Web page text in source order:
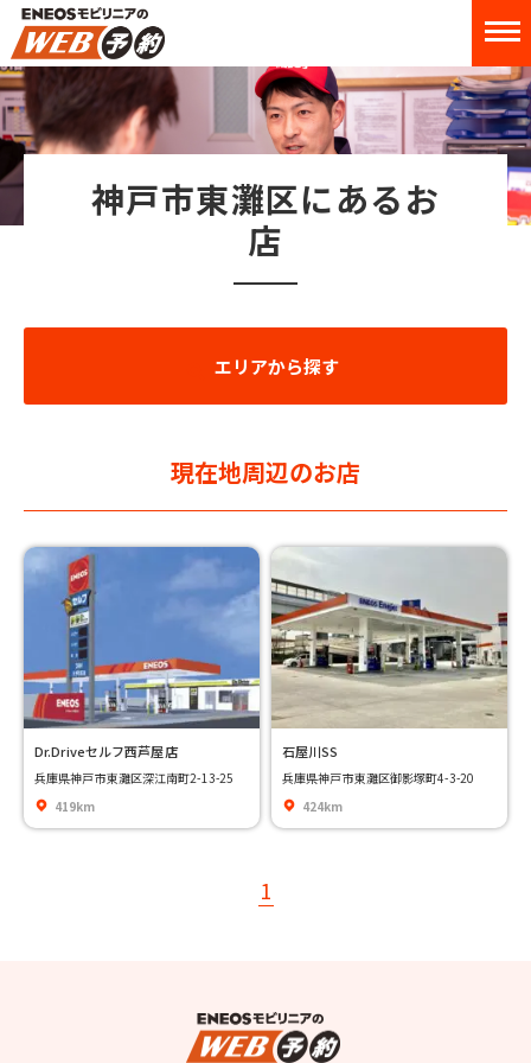
神戸市東灘区にあるお
店
エリアから探す
現在地周辺のお店
Dr.Driveセルフ西芦屋店
兵庫県神戸市東灘区深江南町2-13-25
419km
石屋川SS
兵庫県神戸市東灘区御影塚町4-3-20
424km
1